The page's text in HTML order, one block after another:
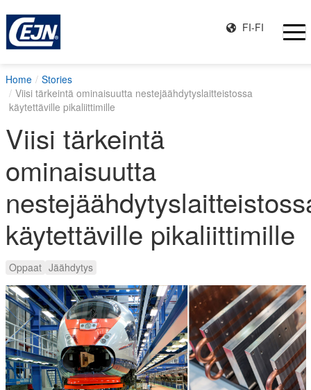
FI-FI
Home
Stories
Viisi tärkeintä ominaisuutta nestejäähdytyslaitteistossa
käytettäville pikaliittimille
Viisi tärkeintä
ominaisuutta
käytettäville pikaliittimille
Oppaat Jäähdytys